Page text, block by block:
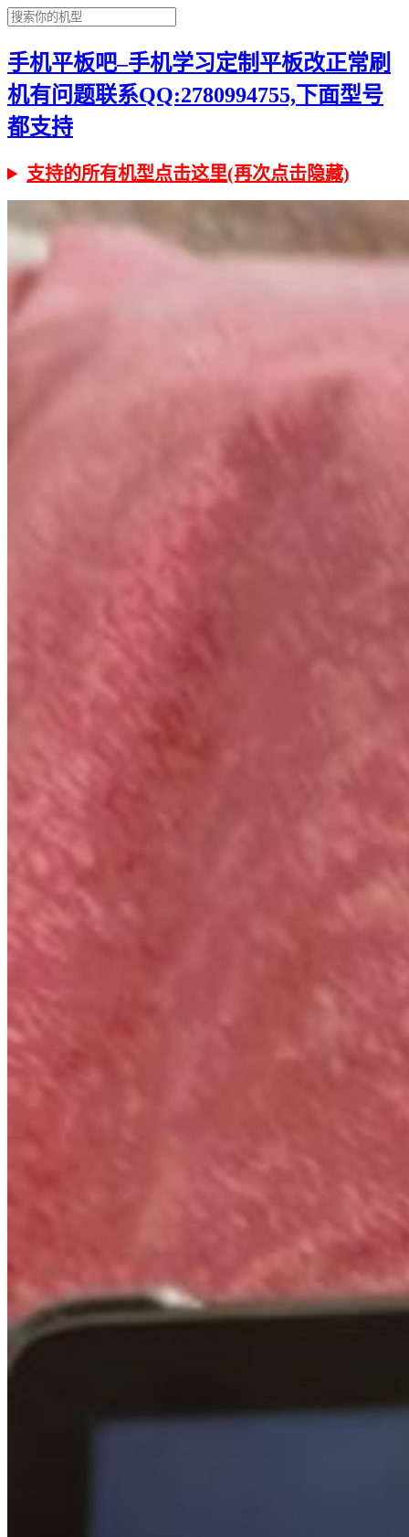
手机平板吧–手机学习定制平板改正常刷
机有问题联系QQ:2780994755,下面型号
都支持
支持的所有机型点击这里(再次点击隐藏)